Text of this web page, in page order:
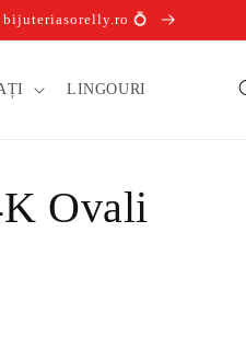
bijuteriasorelly.ro 💍
LINGOURI
Ovali